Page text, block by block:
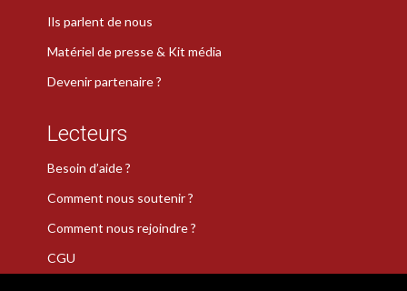
Ils parlent de nous
Matériel de presse & Kit média
Devenir partenaire ?
Lecteurs
Besoin d’aide ?
Comment nous soutenir ?
Comment nous rejoindre ?
CGU